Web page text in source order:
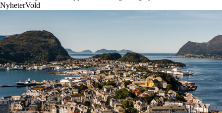
NyheterVold